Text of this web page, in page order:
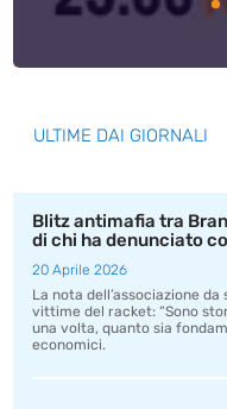
ULTIME DAI GIORNALI
Blitz antimafia tra
di chi ha denunciato
20 Aprile 2026
La nota dell’associazione
vittime del racket: “Sono
una volta, quanto sia
economici.